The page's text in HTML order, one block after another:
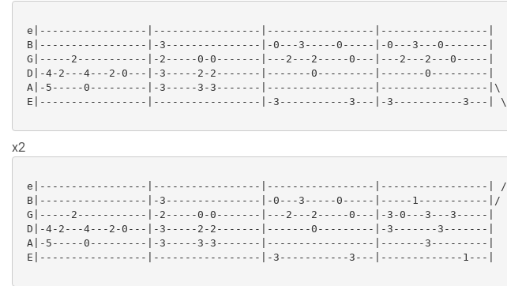
e|-----------------|-----------------|-----------------|-----------------|
B|-----------------|-3---------------|-0---3-----0-----|-0---3---0-------|
G|-----2-----------|-2-----0-0-------|---2---2-----0---|---2---2---0-----|
D|-4-2---4---2-0---|-3-----2-2-------|-------0---------|-------0---------|
A|-5-----0---------|-3-----3-3-------|-----------------|-----------------|\
E|-----------------|-----------------|-3-----------3---|-3-----------3---| \
x2
e|-----------------|-----------------|-----------------|-----------------| /
B|-----------------|-3---------------|-0---3-----0-----|-----1-----------|/
G|-----2-----------|-2-----0-0-------|---2---2-----0---|-3-0---3---3-----|
D|-4-2---4---2-0---|-3-----2-2-------|-------0---------|-3-------3-------|
A|-5-----0---------|-3-----3-3-------|-----------------|-------3---------|
E|-----------------|-----------------|-3-----------3---|-------------1---|